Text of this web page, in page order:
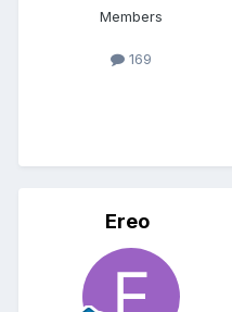
Members
169
Ereo